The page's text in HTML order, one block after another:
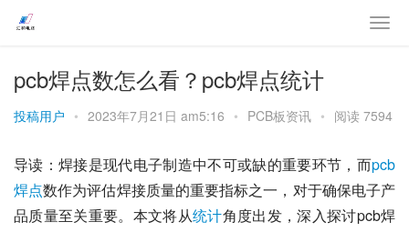
pcb焊点数怎么看？pcb焊点统计
投稿用户 • 2023年7月21日 am5:16 • PCB板资讯 • 阅读 7594
导读：焊接是现代电子制造中不可或缺的重要环节，而pcb
焊点数作为评估焊接质量的重要指标之一，对于确保电子产
品质量至关重要。本文将从统计角度出发，深入探讨pcb焊